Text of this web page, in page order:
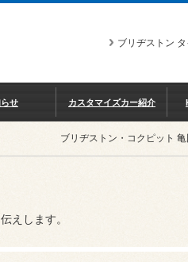
ブリヂストン
せ カスタマイズカー紹介
ブリヂストン・コクピット
えします。